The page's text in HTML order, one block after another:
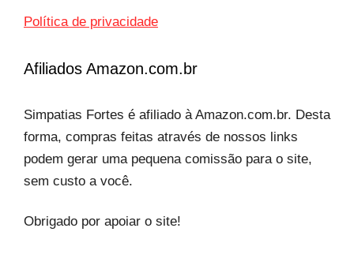
Política de privacidade
Afiliados Amazon.com.br
Simpatias Fortes é afiliado à Amazon.com.br. Desta
forma, compras feitas através de nossos links
podem gerar uma pequena comissão para o site,
sem custo a você.
Obrigado por apoiar o site!